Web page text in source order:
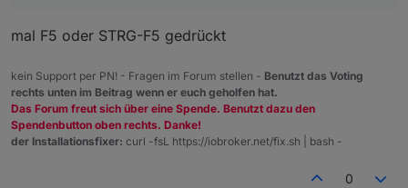
mal F5 oder STRG-F5 gedrückt
kein Support per PN! - Fragen im Forum stellen - Benutzt das Voting
rechts unten im Beitrag wenn er euch geholfen hat.
Das Forum freut sich über eine Spende. Benutzt dazu den
Spendenbutton oben rechts. Danke!
der Installationsfixer: curl -fsL https://iobroker.net/fix.sh | bash -
0